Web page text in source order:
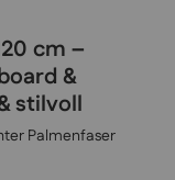
cm –
&
stilvoll
Palmenfaser